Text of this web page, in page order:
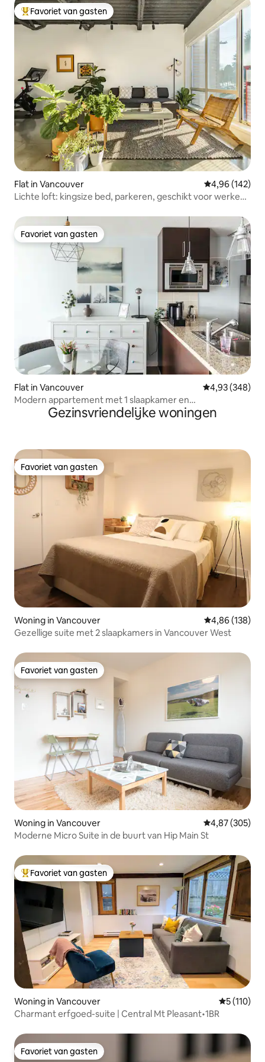
Topfavoriet van gasten
Favoriet van gasten
Flat in Vancouver Gemiddelde
4,96 (142)
Lichte loft: kingsize bed, parkeren, geschikt voor werken
Favoriet van gasten
Favoriet van gasten
Flat in Vancouver Gemiddelde
4,93 (348)
Modern appartement met 1 slaapkamer en
airconditioning (licentie # 26-160337)
Gezinsvriendelijke woningen
Favoriet van gasten
Favoriet van gasten
Woning in Vancouver Gemiddelde
4,86 (138)
Gezellige suite met 2 slaapkamers in Vancouver West
Favoriet van gasten
Favoriet van gasten
Woning in Vancouver Gemiddelde
4,87 (305)
Moderne Micro Suite in de buurt van Hip Main St
Topfavoriet van gasten
Favoriet van gasten
Woning in Vancouver
5 (110)
Charmant erfgoed-suite | Central Mt Pleasant•1BR
Favoriet van gasten
Favoriet van gasten